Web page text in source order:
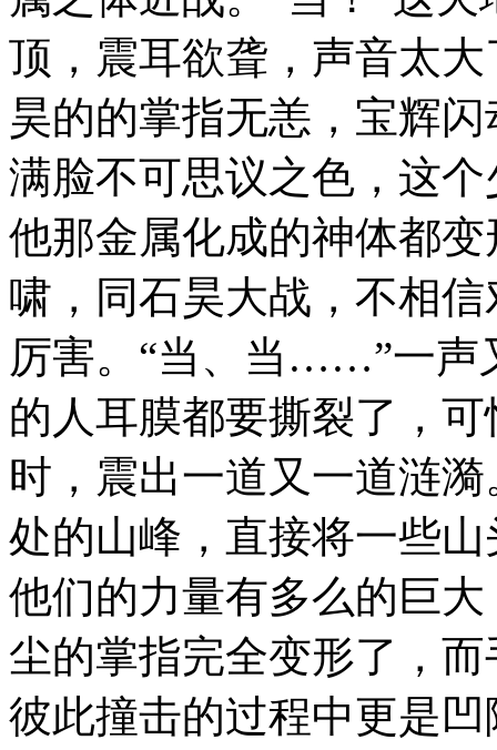
顶，震耳欲聋，声音太
昊的的掌指无恙，宝辉
满脸不可思议之色，这
他那金属化成的神体都
啸，同石昊大战，不相
厉害。“当、当……”一声
的人耳膜都要撕裂了，
时，震出一道又一道涟
处的山峰，直接将一些
他们的力量有多么的巨
尘的掌指完全变形了，
彼此撞击的过程中更是